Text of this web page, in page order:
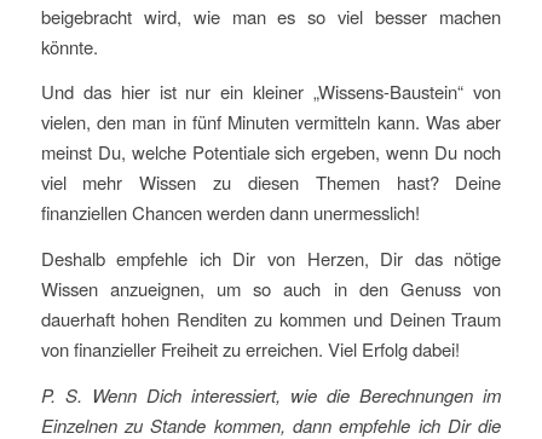
beigebracht wird, wie man es so viel besser machen
könnte.
Und das hier ist nur ein kleiner „Wissens-Baustein“ von
vielen, den man in fünf Minuten vermitteln kann. Was aber
meinst Du, welche Potentiale sich ergeben, wenn Du noch
viel mehr Wissen zu diesen Themen hast? Deine
finanziellen Chancen werden dann unermesslich!
Deshalb empfehle ich Dir von Herzen, Dir das nötige
Wissen anzueignen, um so auch in den Genuss von
dauerhaft hohen Renditen zu kommen und Deinen Traum
von finanzieller Freiheit zu erreichen. Viel Erfolg dabei!
P. S. Wenn Dich interessiert, wie die Berechnungen im
Einzelnen zu Stande kommen, dann empfehle ich Dir die